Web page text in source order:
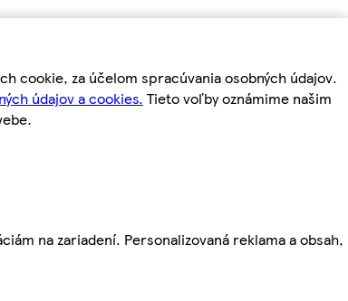
cookie, za účelom spracúvania osobných údajov.
údajov a cookies. Tieto voľby oznámime našim
na zariadení. Personalizovaná reklama a obsah,